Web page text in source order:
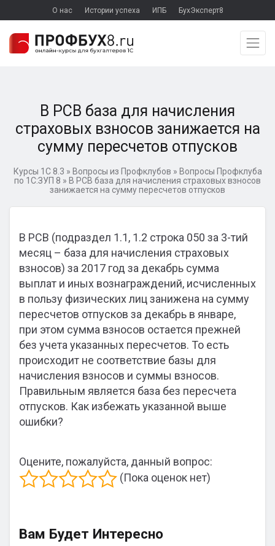
О нас Истории успеха ИПБ БухЭксперт8
В РСВ база для начисления
страховых взносов занижается на
сумму пересчетов отпусков
Курсы 1С 8.3 » Вопросы из Профклубов » Вопросы Профклуба
по 1С:ЗУП 8 » В РСВ база для начисления страховых взносов
занижается на сумму пересчетов отпусков
В РСВ (подраздел 1.1, 1.2 строка 050 за 3-тий
месяц – база для начисления страховых
взносов) за 2017 год за декабрь сумма
выплат и иных вознаграждений, исчисленных
в пользу физических лиц занижена на сумму
пересчетов отпусков за декабрь в январе,
при этом сумма взносов остается прежней
без учета указанных пересчетов. То есть
происходит не соответствие базы для
начисления взносов и суммы взносов.
Правильным является база без пересчета
отпусков. Как избежать указанной выше
ошибки?
Оцените, пожалуйста, данный вопрос:
(Пока оценок нет)
Вам Будет Интересно